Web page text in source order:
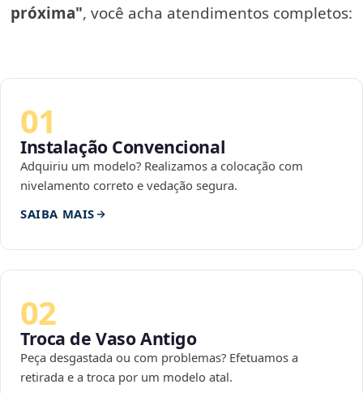
próxima", você acha atendimentos completos:
01
Instalação Convencional
Adquiriu um modelo? Realizamos a colocação com
nivelamento correto e vedação segura.
SAIBA MAIS
02
Troca de Vaso Antigo
Peça desgastada ou com problemas? Efetuamos a
retirada e a troca por um modelo atal.